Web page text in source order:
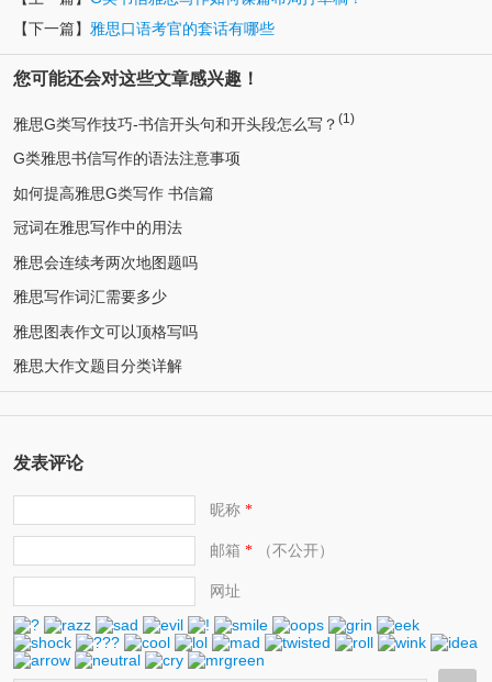
【下一篇】 雅思口语考官的套话有哪些
您可能还会对这些文章感兴趣！
雅思G类写作技巧-书信开头句和开头段怎么写？ (1)
G类雅思书信写作的语法注意事项
如何提高雅思G类写作 书信篇
冠词在雅思写作中的用法
雅思会连续考两次地图题吗
雅思写作词汇需要多少
雅思图表作文可以顶格写吗
雅思大作文题目分类详解
发表评论
昵称*
邮箱 *（不公开）
网址